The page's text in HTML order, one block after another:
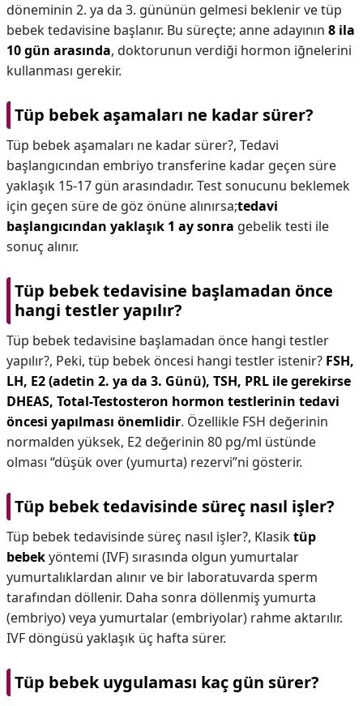
döneminin 2. ya da 3. gününün gelmesi beklenir ve tüp
bebek tedavisine başlanır. Bu süreçte; anne adayının 8 ila
10 gün arasında, doktorunun verdiği hormon iğnelerini
kullanması gerekir.
Tüp bebek aşamaları ne kadar sürer?
Tüp bebek aşamaları ne kadar sürer?, Tedavi
başlangıcından embriyo transferine kadar geçen süre
yaklaşık 15-17 gün arasındadır. Test sonucunu beklemek
için geçen süre de göz önüne alınırsa;tedavi
başlangıcından yaklaşık 1 ay sonra gebelik testi ile
sonuç alınır.
Tüp bebek tedavisine başlamadan önce
hangi testler yapılır?
Tüp bebek tedavisine başlamadan önce hangi testler
yapılır?, Peki, tüp bebek öncesi hangi testler istenir? FSH,
LH, E2 (adetin 2. ya da 3. Günü), TSH, PRL ile gerekirse
DHEAS, Total-Testosteron hormon testlerinin tedavi
öncesi yapılması önemlidir. Özellikle FSH değerinin
normalden yüksek, E2 değerinin 80 pg/ml üstünde
olması “düşük over (yumurta) rezervi”ni gösterir.
Tüp bebek tedavisinde süreç nasıl işler?
Tüp bebek tedavisinde süreç nasıl işler?, Klasiktüp
bebekyöntemi (IVF) sırasında olgun yumurtalar
yumurtalıklardan alınır ve bir laboratuvarda sperm
tarafından döllenir. Daha sonra döllenmiş yumurta
(embriyo) veya yumurtalar (embriyolar) rahme aktarılır.
IVF döngüsü yaklaşık üç hafta sürer.
Tüp bebek uygulaması kaç gün sürer?